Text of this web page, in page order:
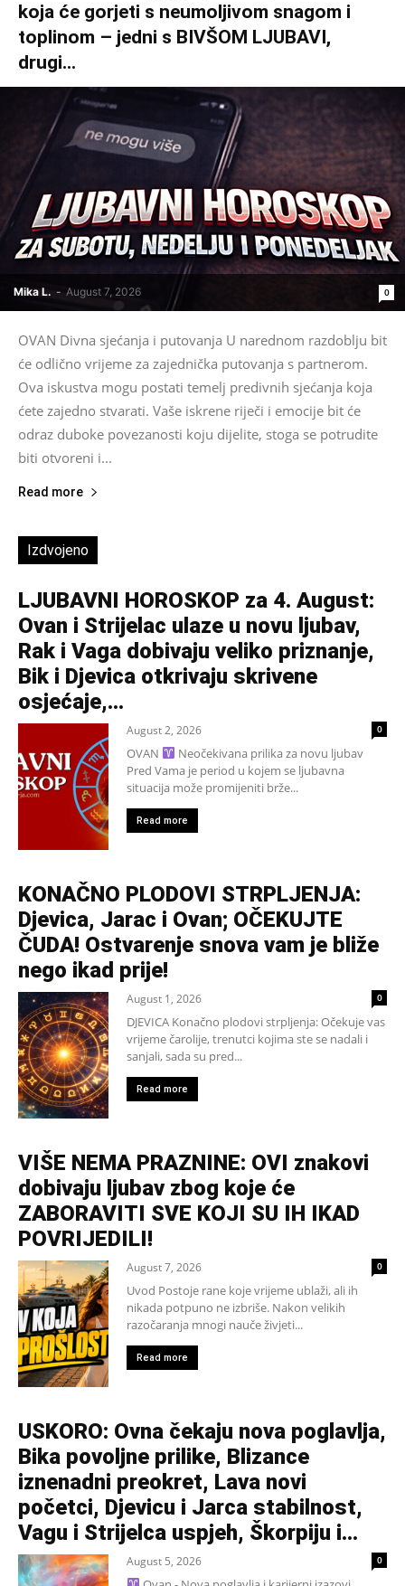
koja će gorjeti s neumoljivom snagom i
toplinom – jedni s BIVŠOM LJUBAVI,
drugi...
Mika L. - August 7, 2026 0
OVAN Divna sjećanja i putovanja U narednom razdoblju bit
će odlično vrijeme za zajednička putovanja s partnerom.
Ova iskustva mogu postati temelj predivnih sjećanja koja
ćete zajedno stvarati. Vaše iskrene riječi i emocije bit će
odraz duboke povezanosti koju dijelite, stoga se potrudite
biti otvoreni i...
Read more
Izdvojeno
LJUBAVNI HOROSKOP za 4. August:
Ovan i Strijelac ulaze u novu ljubav,
Rak i Vaga dobivaju veliko priznanje,
Bik i Djevica otkrivaju skrivene
osjećaje,...
August 2, 2026 0
OVAN
Neočekivana prilika za novu ljubav
Pred Vama je period u kojem se ljubavna
situacija može promijeniti brže...
Read more
KONAČNO PLODOVI STRPLJENJA:
Djevica, Jarac i Ovan; OČEKUJTE
ČUDA! Ostvarenje snova vam je bliže
nego ikad prije!
August 1, 2026 0
DJEVICA Konačno plodovi strpljenja: Očekuje vas
vrijeme čarolije, trenutci kojima ste se nadali i
sanjali, sada su pred...
Read more
VIŠE NEMA PRAZNINE: OVI znakovi
dobivaju ljubav zbog koje će
ZABORAVITI SVE KOJI SU IH IKAD
POVRIJEDILI!
August 7, 2026 0
Uvod Postoje rane koje vrijeme ublaži, ali ih
nikada potpuno ne izbriše. Nakon velikih
razočaranja mnogi nauče živjeti...
Read more
USKORO: Ovna čekaju nova poglavlja,
Bika povoljne prilike, Blizance
iznenadni preokret, Lava novi
početci, Djevicu i Jarca stabilnost,
Vagu i Strijelca uspjeh, Škorpiju i...
August 5, 2026 0